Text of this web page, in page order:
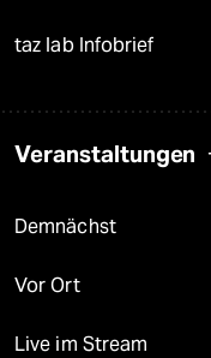
taz lab Infobrief
Veranstaltungen
Demnächst
Vor Ort
Live im Stream